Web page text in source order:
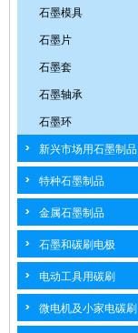
石墨模具
石墨片
石墨套
石墨轴承
石墨环
新兴市场用石墨制品
特种石墨制品
金属石墨制品
石墨和碳刷电极
电动工具用碳刷
微电机及小家电碳刷